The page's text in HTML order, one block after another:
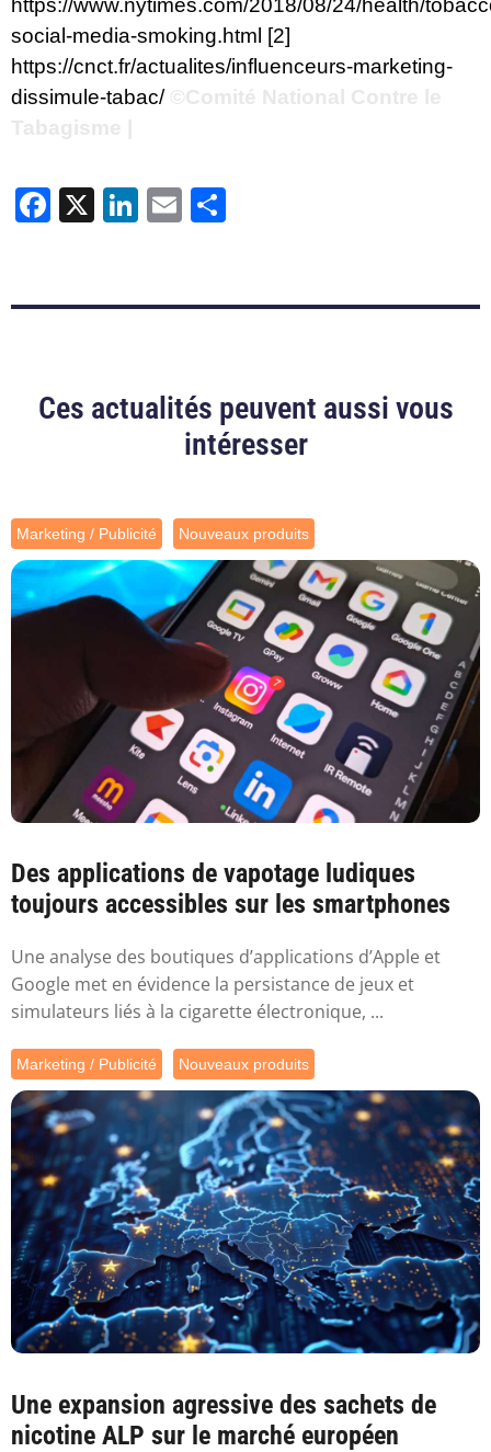
https://www.nytimes.com/2018/08/24/health/
social-media-smoking.html
[2]
https://cnct.fr/actualites/influenceurs-marketing-
dissimule-tabac/
Facebook
X LinkedIn
Email
Ces actualités peuvent aussi vous
intéresser
Marketing / Publicité Nouveaux produits
Des applications de vapotage ludiques
toujours accessibles sur les smartphones
Une analyse des boutiques d’applications d’Apple et
Google met en évidence la persistance de jeux et
simulateurs liés à la cigarette électronique, ...
Marketing / Publicité Nouveaux produits
Une expansion agressive des sachets de
nicotine ALP sur le marché européen